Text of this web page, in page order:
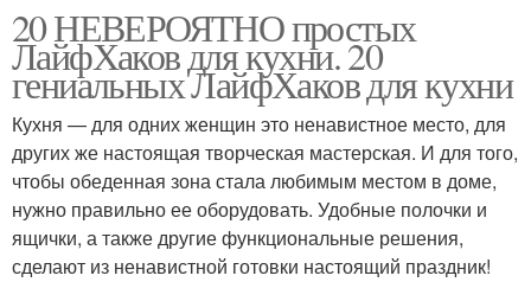
20 НЕВЕРОЯТНО простых
ЛайфХаков для кухни. 20
гениальных ЛайфХаков для кухни
Кухня — для одних женщин это ненавистное место, для
других же настоящая творческая мастерская. И для того,
чтобы обеденная зона стала любимым местом в доме,
нужно правильно ее оборудовать. Удобные полочки и
ящички, а также другие функциональные решения,
сделают из ненавистной готовки настоящий праздник!